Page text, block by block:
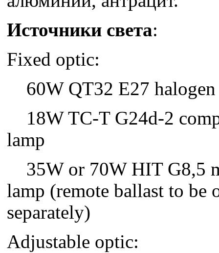
Источники света:
Fixed optic:
60W QT32 E27
18W TC-T G24d-2
lamp
35W or 70W HIT G8,5
lamp (remote ballast to be
separately)
Adjustable optic: